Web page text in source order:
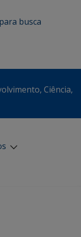
busca
Ciência,